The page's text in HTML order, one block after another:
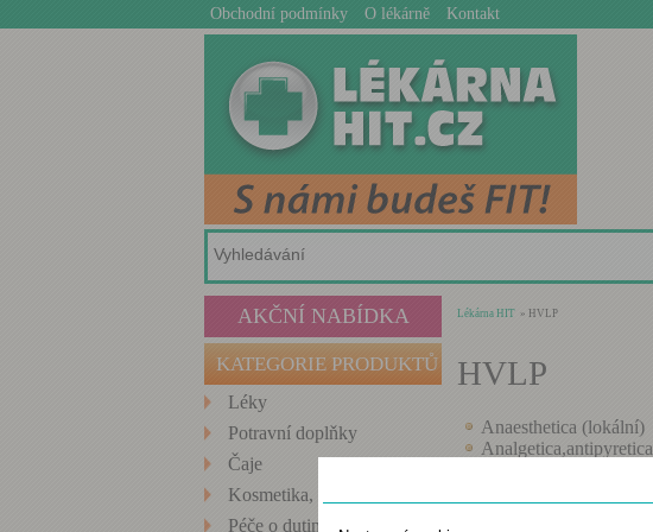
Obchodní podmínky O lékárně Kontakt
AKČNÍ NABÍDKA
KATEGORIE PRODUKTŮ
Léky
Potravní doplňky
Čaje
Kosmetika, Hygiena
Péče o dutinu ústní
Lékárna HIT » HVLP
HVLP
Anaesthetica (lokální)
Analgetica,antipyretica